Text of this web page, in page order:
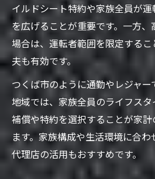
ト
自動車保険会社の相談
契約後も安心な自動車
イルドシート特約や家族全員が
を広げることが重要です。一方
場合は、運転者範囲を限定する
夫も有効です。
つくば市のように通勤やレジャ
地域では、家族全員のライフス
補償や特約を選択することが家
ます。家族構成や生活環境に合
代理店の活用もおすすめです。